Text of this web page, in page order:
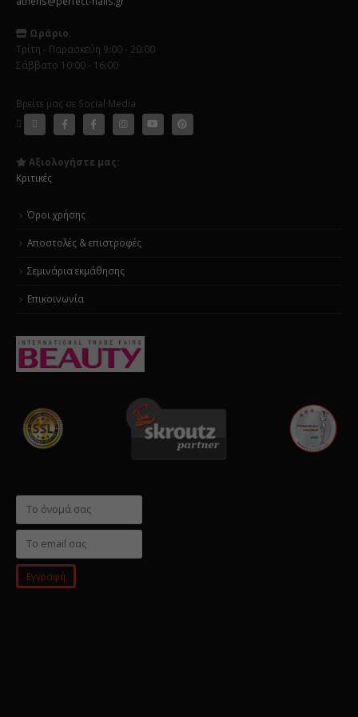
Ωράριο:
Τρίτη - Παρασκεύη 9:00 - 20:00
Σάββατο 10:00 - 16:00
Βρείτε μας σε Social Media
Αξιολογήστε μας:
Κριτικές
Όροι χρήσης
Αποστολές & επιστροφές
Σεμινάρια εκμάθησης
Επικοινωνία